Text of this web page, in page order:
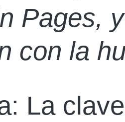
Pages,
con la
La